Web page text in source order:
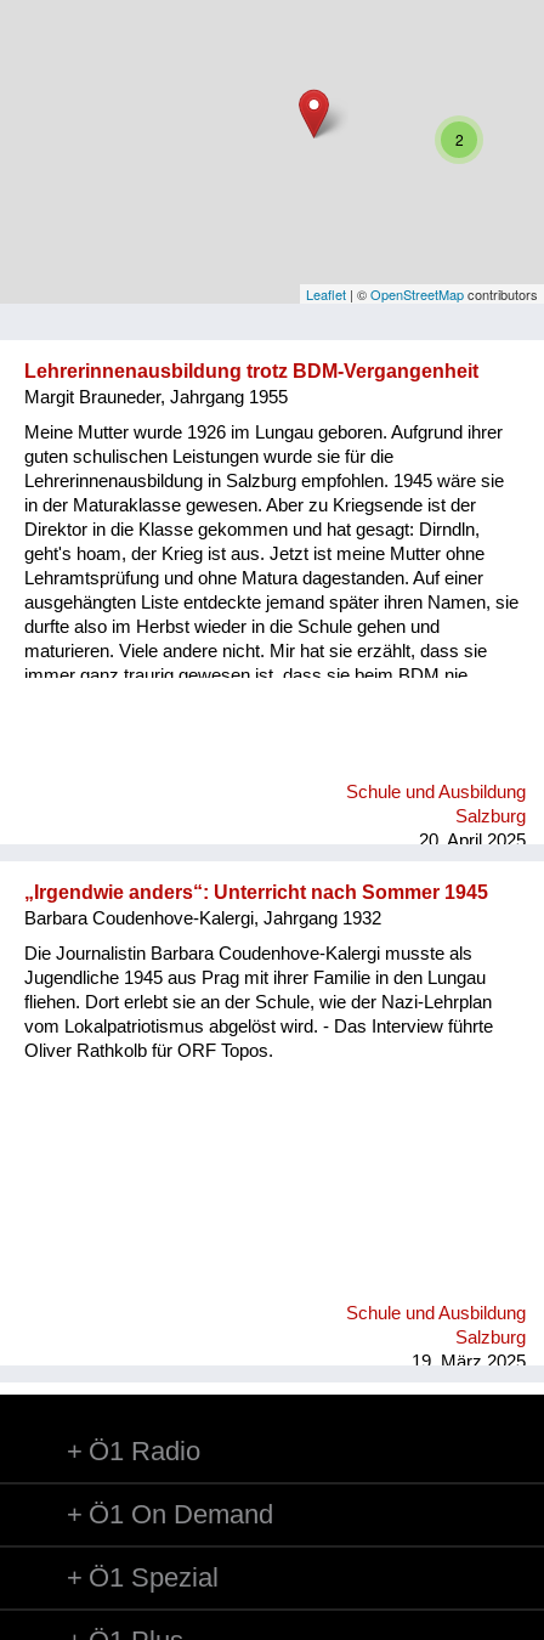
Oberösterreich
Vorarlberg
Kategorie
Besatzungsmächte
Frauen, Mütter, Kinder
Versorgung
Heimkehrer
Fluchtgeschichten
Wiederaufbau und
Wohnen
sonstiges
2
Leaflet | ©OpenStreetMapcontributors
Lehrerinnenausbildung trotz BDM-Vergangenheit
Margit Brauneder, Jahrgang 1955
Meine Mutter wurde 1926 im Lungau geboren. Aufgrund ihrer
guten schulischen Leistungen wurde sie für die
Lehrerinnenausbildung in Salzburg empfohlen. 1945 wäre sie
in der Maturaklasse gewesen. Aber zu Kriegsende ist der
Direktor in die Klasse gekommen und hat gesagt: Dirndln,
geht's hoam, der Krieg ist aus. Jetzt ist meine Mutter ohne
Lehramtsprüfung und ohne Matura dagestanden. Auf einer
ausgehängten Liste entdeckte jemand später ihren Namen, sie
durfte also im Herbst wieder in die Schule gehen und
maturieren. Viele andere nicht. Mir hat sie erzählt, dass sie
immer ganz traurig gewesen ist, dass sie beim BDM nie
BDM-Mädchen zu jener Zeit noch nicht maturieren durften,
sondern nur die, die eine unbedeutende Rolle im BDM gespielt
Schule und Ausbildung
Salzburg
20. April 2025
„Irgendwie anders“: Unterricht nach Sommer 1945
Barbara Coudenhove-Kalergi, Jahrgang 1932
Die Journalistin Barbara Coudenhove-Kalergi musste als
Jugendliche 1945 aus Prag mit ihrer Familie in den Lungau
fliehen. Dort erlebt sie an der Schule, wie der Nazi-Lehrplan
vom Lokalpatriotismus abgelöst wird. - Das Interview führte
Oliver Rathkolb für ORF Topos.
Schule und Ausbildung
Salzburg
19. März 2025
Ö1 Radio
Ö1 On Demand
Ö1 Spezial